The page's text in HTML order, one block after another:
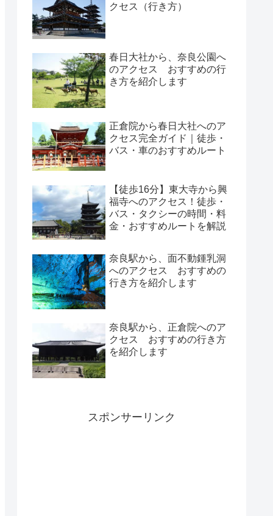
クセス（行き方）
春日大社から、奈良公園へ
のアクセス おすすめの行
き方を紹介します
正倉院から春日大社へのア
クセス完全ガイド｜徒歩・
バス・車のおすすめルート
【徒歩16分】東大寺から興
福寺へのアクセス！徒歩・
バス・タクシーの時間・料
金・おすすめルートを解説
奈良駅から、面不動鍾乳洞
へのアクセス おすすめの
行き方を紹介します
奈良駅から、正倉院へのア
クセス おすすめの行き方
を紹介します
スポンサーリンク